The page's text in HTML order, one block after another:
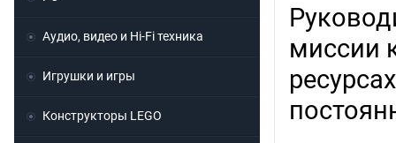
миссии
Аудио, видео и Hi-Fi техника
Игрушки и игры
Конструкторы LEGO